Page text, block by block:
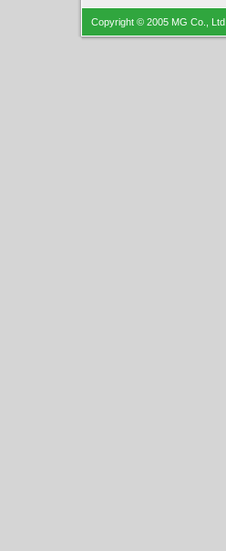
Copyright © 2005 MG Co.,